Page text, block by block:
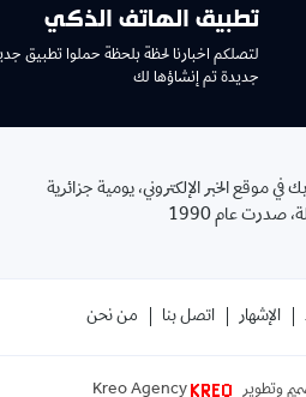
تطبيق الهاتف الذكي
لتصلكم اخبارنا لحظة بلحظة حملوا تطبيق
جديدة تم إنشاؤها لك
في موقع الخبر الإلكتروني، يومية جزائرية
صدرت عام 1990
الإشهار اتصل بنا من نحن
وتطوير Kreo Agency